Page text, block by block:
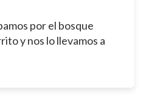
por el bosque
y nos lo llevamos a